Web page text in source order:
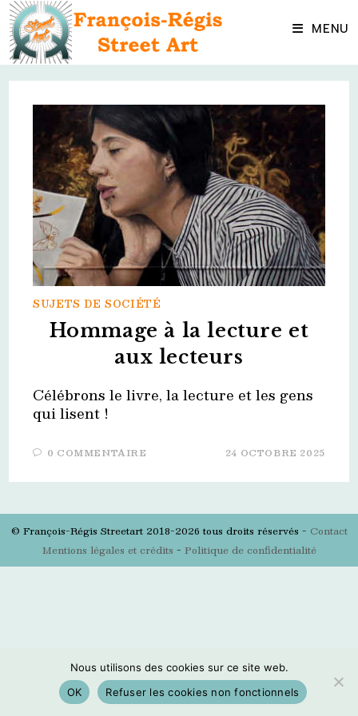
Skip
content MENU
SUJETS DE SOCIÉTÉ
Hommage à la lecture et
aux lecteurs
Célébrons le livre, la lecture et les gens
qui lisent !
0 COMMENTAIRE 24 OCTOBRE 2025
© François-Régis Streetart 2018-2026 tous droits réservés - Contact
Mentions légales et crédits - Politique de confidentialité
Nous utilisons des cookies sur ce site web.
OK
Refuser les cookies non fonctionnels